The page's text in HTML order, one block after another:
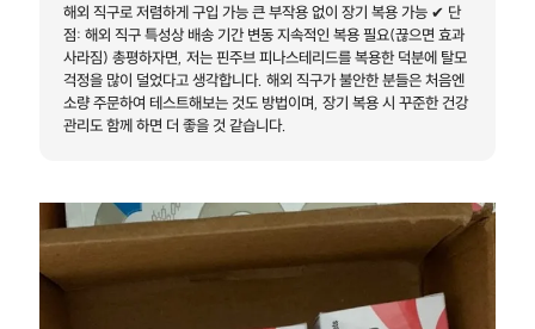
해외 직구로 저렴하게 구입 가능 큰 부작용 없이 장기 복용 가능 ✔ 단
점: 해외 직구 특성상 배송 기간 변동 지속적인 복용 필요(끊으면 효과
사라짐) 총평하자면, 저는 핀주브 피나스테리드를 복용한 덕분에 탈모
걱정을 많이 덜었다고 생각합니다. 해외 직구가 불안한 분들은 처음엔
소량 주문하여 테스트해보는 것도 방법이며, 장기 복용 시 꾸준한 건강
관리도 함께 하면 더 좋을 것 같습니다.